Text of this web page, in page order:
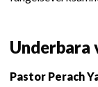
Pastor Perach